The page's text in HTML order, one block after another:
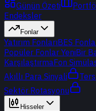
Günün Özeti
Endeksler
Fonlar
Yatırım FonlarıBES
Popüler Fonlar YeniBir
KarşılaştırmaFon
Akıllı Para Sinyali
Sektör Rotasyonu
Hisseler